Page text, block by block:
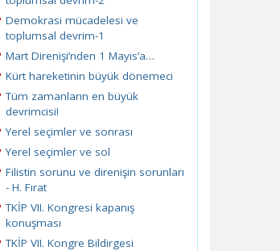
Demokrasi mücadelesi ve
toplumsal devrim-1
Mart Direnişi’nden 1 Mayıs’a…
Kürt hareketinin büyük dönemeci
Tüm zamanların en büyük
devrimcisi!
Yerel seçimler ve sonrası
Yerel seçimler ve sol
Filistin sorunu ve direnişin sorunları
- H. Fırat
TKİP VII. Kongresi kapanış
konuşması
TKİP VII. Kongre Bildirgesi